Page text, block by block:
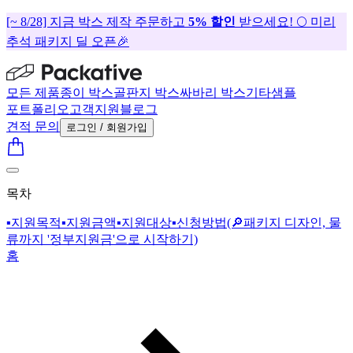
[~ 8/28] 지금 박스 제작 주문하고 5% 할인 받으세요! 🌕 미리
추석 패키지 딜 오픈🎉
모든 제품종이 박스골판지 박스싸바리 박스기타샘플
포트폴리오 고객지원 블로그
견적 문의
로그인 / 회원가입
목차
▪️지원목적▪️지원금액▪️지원대상▪️신청방법(🔎패키지 디자인, 물
류까지 '정부지원금'으로 시작하기)
홈